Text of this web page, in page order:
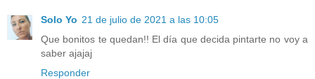
Solo Yo 21 de julio de 2021 a las 10:05
Que bonitos te quedan!! El día que decida pintarte no voy a
saber ajajaj
Responder